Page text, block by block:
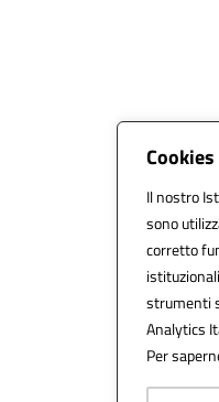
Il nostro
sono
corretto
strumenti
Analytics
Per